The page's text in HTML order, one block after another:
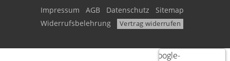
Impressum
AGB Datenschutz
Sitemap
Widerrufsbelehrung
Vertrag widerrufen
Google-